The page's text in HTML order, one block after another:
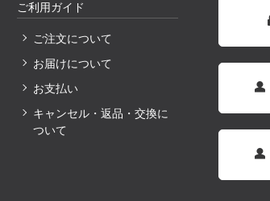
ご利用ガイド
ご注文について
お届けについて
お支払い
キャンセル・返品・交換に
ついて